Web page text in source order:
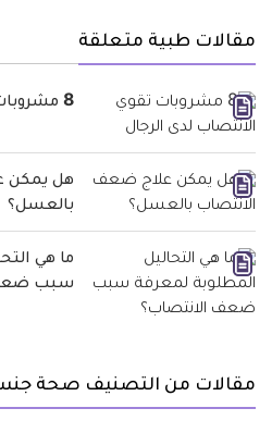
مقالات طبية متعلقة
8 مشروبات تقوي الانتصاب لدى الرجال
هل يمكن
بالعسل؟
ما هي
سبب ضعف
مقالات من التصنيف صحة